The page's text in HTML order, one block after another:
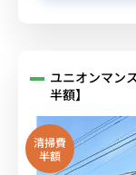
ユニオンマン
半額】
清掃費
半額